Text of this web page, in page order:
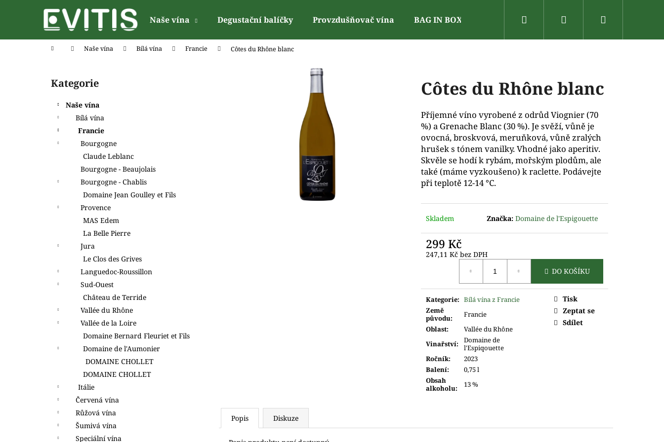
Naše vína Degustační balíčky Provzdušňovač vína BAG IN BOX Dárkové poukazy Vinařské oblasti
Přihlášení
Domů Naše vína Bílá vína Francie Côtes du Rhône blanc
Přeskočit
kategorie
Kategorie
Naše vína
Bílá vína
Francie
Bourgogne
Claude Leblanc
Bourgogne - Beaujolais
Bourgogne - Chablis
Domaine Jean Goulley et Fils
Provence
MAS Edem
La Belle Pierre
Jura
Le Clos des Grives
Languedoc-Roussillon
Sud-Ouest
Château de Terride
Vallée du Rhône
Vallée de la Loire
Domaine Bernard Fleuriet et Fils
Domaine de l'Aumonier
DOMAINE CHOLLET
DOMAINE CHOLLET
Itálie
Červená vína
Růžová vína
Šumivá vína
Speciální vína
Côtes du Rhône blanc
Příjemné víno vyrobené z odrůd Viognier (70
%) a Grenache Blanc (30 %). Je svěží, vůně je
ovocná, broskvová, meruňková, vůně zralých
hrušek s tónem vanilky. Vhodné jako aperitiv.
Skvěle se hodí k rybám, mořským plodům, ale
také (máme vyzkoušeno) k raclette. Podávejte
při teplotě 12-14 °C.
Skladem Značka: Domaine de l'Espigouette
299 Kč
247,11 Kč bez DPH
DO KOŠÍKU
Kategorie: Bílá vína z Francie
Země
původu:
Francie
Oblast:
Vallée du Rhône
Vinařství:
Domaine de
l'Espiqouette
Ročník:
2023
Balení:
0,75 l
Obsah
alkoholu: 13 %
Tisk
Zeptat se
Sdílet
Popis Diskuze
í
Zpět
do
Zpět
do
Co potřebujete najít?
Doporučujeme